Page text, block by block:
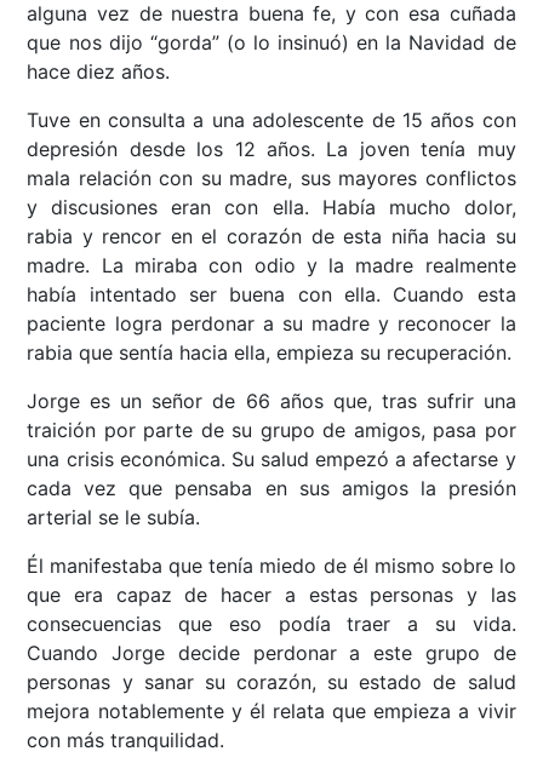
alguna vez de nuestra buena fe, y con esa cuñada
que nos dijo “gorda” (o lo insinuó) en la Navidad de
hace diez años.
Tuve en consulta a una adolescente de 15 años con
depresión desde los 12 años. La joven tenía muy
mala relación con su madre, sus mayores conflictos
y discusiones eran con ella. Había mucho dolor,
rabia y rencor en el corazón de esta niña hacia su
madre. La miraba con odio y la madre realmente
había intentado ser buena con ella. Cuando esta
paciente logra perdonar a su madre y reconocer la
rabia que sentía hacia ella, empieza su recuperación.
Jorge es un señor de 66 años que, tras sufrir una
traición por parte de su grupo de amigos, pasa por
una crisis económica. Su salud empezó a afectarse y
cada vez que pensaba en sus amigos la presión
arterial se le subía.
Él manifestaba que tenía miedo de él mismo sobre lo
que era capaz de hacer a estas personas y las
consecuencias que eso podía traer a su vida.
Cuando Jorge decide perdonar a este grupo de
personas y sanar su corazón, su estado de salud
mejora notablemente y él relata que empieza a vivir
con más tranquilidad.